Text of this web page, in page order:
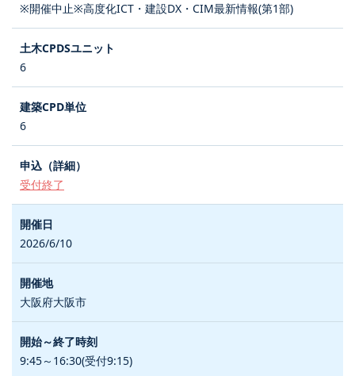
※開催中止※高度化ICT・建設DX・CIM最新情報(第1部)
6
6
受付終了
2026/6/10
大阪府大阪市
9:45～16:30(受付9:15)